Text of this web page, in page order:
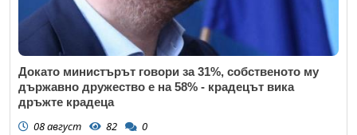
Докато министърът говори за 31%, собственото му
държавно дружество е на 58% - крадецът вика
дръжте крадеца
08 август 82 0